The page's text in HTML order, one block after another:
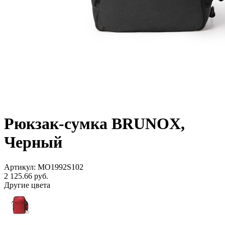
Рюкзак-сумка BRUNOX,
Черный
Артикул: MO1992S102
2 125.66 руб.
Другие цвета